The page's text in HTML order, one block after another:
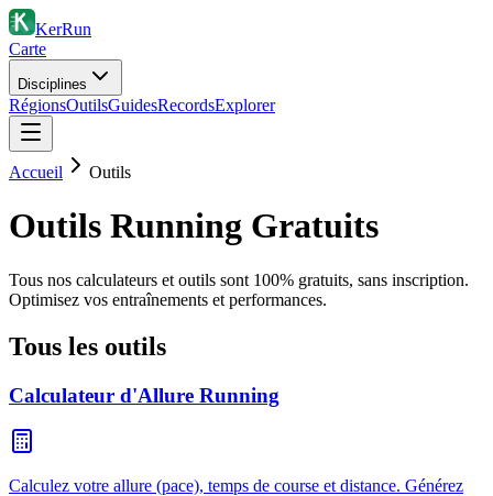
KerRun
Carte
Disciplines
RégionsOutilsGuidesRecordsExplorer
Accueil Outils
Outils Running Gratuits
Tous nos calculateurs et outils sont 100% gratuits, sans inscription.
Optimisez vos entraînements et performances.
Tous les outils
Calculateur d'Allure Running
Calculez votre allure (pace), temps de course et distance. Générez